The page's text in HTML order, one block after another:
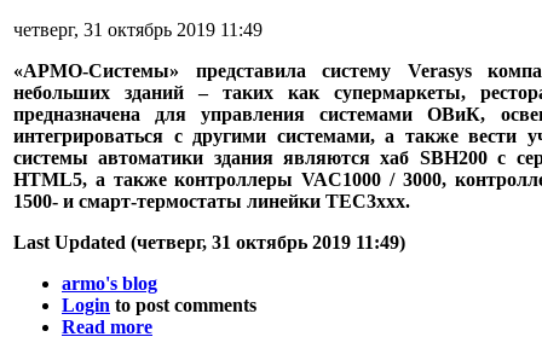
четверг, 31 октябрь 2019 11:49
«АРМО-Системы» представила систему Verasys
небольших зданий – таких как супермаркеты,
предназначена для управления системами ОВиК,
интегрироваться с другими системами, а также вести
системы автоматики здания являются хаб SBH200 с
HTML5, а также контроллеры VAC1000 / 3000,
1500- и смарт-термостаты линейки TEC3xxx.
Last Updated (четверг, 31 октябрь 2019 11:49)
armo's blog
Login to post comments
Read more